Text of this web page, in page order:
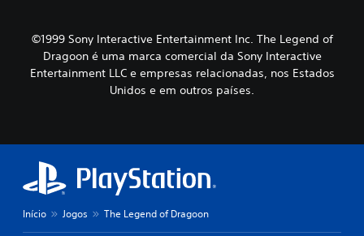
©1999 Sony Interactive Entertainment Inc. The Legend of
Dragoon é uma marca comercial da Sony Interactive
Entertainment LLC e empresas relacionadas, nos Estados
Unidos e em outros países.
Início Jogos The Legend of Dragoon